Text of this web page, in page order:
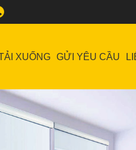
XUỐNG GỬI YÊU CẦU